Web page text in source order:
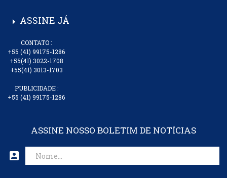
arrow_right ASSINE JÁ
CONTATO :
+55 (41) 99175-1286
+55(41) 3022-1708
+55(41) 3013-1703
PUBLICIDADE :
+55 (41) 99175-1286
ASSINE NOSSO BOLETIM DE NOTÍCIAS
account_box